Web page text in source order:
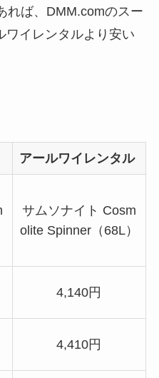
れば、DMM.comのスー
ワイレンタルより安い
アールワイレンタル
サムソナイト Cosm
olite Spinner（68L）
4,140円
4,410円